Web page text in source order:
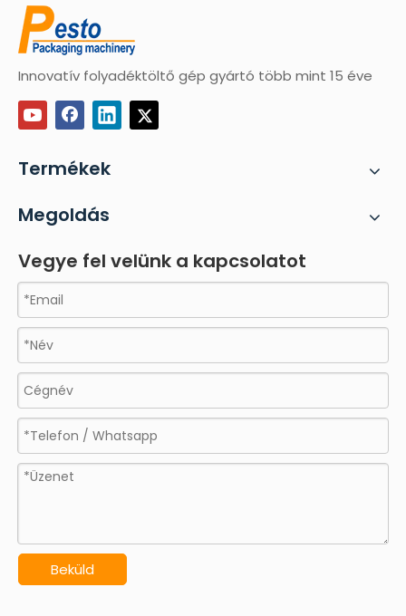
Innovatív folyadéktöltő gép gyártó több mint 15 éve
Termékek
Megoldás
Vegye fel velünk a kapcsolatot
Beküld